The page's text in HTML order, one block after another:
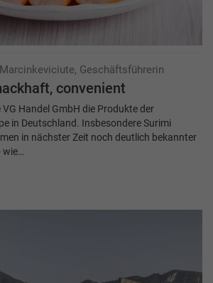
Geschäftsführerin
convenient
Handel GmbH die Produkte der
in Deutschland. Insbesondere Surimi
in nächster Zeit noch deutlich bekannter
wie…